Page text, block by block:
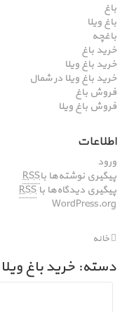
باغ
باغ ویلا
باغچه
خرید باغ
خرید باغ ویلا
خرید باغ ویلا در شمال
فروش باغ
فروش باغ ویلا
اطلاعات
ورود
پیگیری نوشته‌ها باRSS
پیگیری دیدگاه‌ها با RSS
WordPress.org
خانه
دسته: خرید باغ ویلا